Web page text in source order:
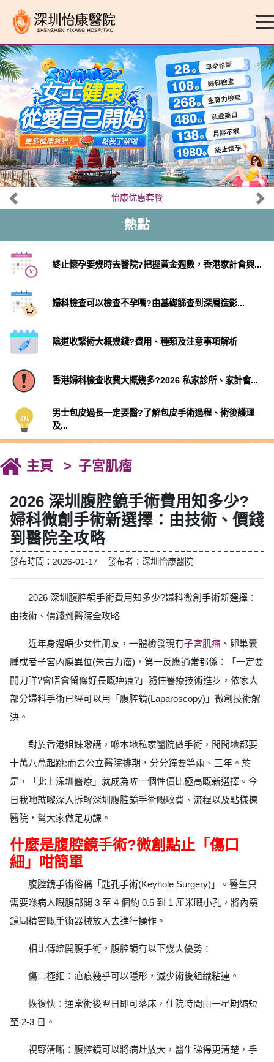
怡康优惠套餐
熱點
終止懷孕要幾時去醫院?把握黃金週數，香港家計會與...
婦科檢查可以檢查不孕嗎?由基礎篩查到深層造影...
陰道收緊術大概幾錢?費用、種類及注意事項解析
香港婦科檢查收費大概幾多?2026 私家診所、家計會...
男士包皮過長一定要醫?了解包皮手術過程、術後護理
及...
主頁 子宮肌瘤
2026 深圳腹腔鏡手術費用知多少?
婦科微創手術新選擇：由技術、價錢
到醫院全攻略
發布時間：2026-01-17 發布者：深圳怡康醫院
2026 深圳腹腔鏡手術費用知多少?婦科微創手術新選擇：
由技術、價錢到醫院全攻略
近年身邊唔少女性朋友，一體檢發現有子宮肌瘤 、卵巢囊
腫或者子宮內膜異位(朱古力瘤)，第一反應通常都係：「一定要
開刀咩?會唔會留條好長嘅疤痕?」隨住醫療技術進步，依家大
部分婦科手術已經可以用「腹腔鏡(Laparoscopy)」微創技術解
決。
對於香港姐妹嚟講，喺本地私家醫院做手術，閒閒地都要
十萬八萬起跳;而去公立醫院排期，分分鐘要等兩、三年。於
是，「北上深圳醫療」就成為咗一個性價比極高嘅新選擇。今
日我哋就嚟深入拆解深圳腹腔鏡手術嘅收費、流程以及點樣揀
醫院，幫大家做足功課。
什麼是腹腔鏡手術?微創點止「傷口
細」咁簡單
腹腔鏡手術俗稱「匙孔手術(Keyhole Surgery)」。醫生只
需要喺病人嘅腹部開 3 至 4 個約 0.5 到 1 厘米嘅小孔，將內窺
鏡同精密嘅手術器械放入去進行操作。
相比傳統開腹手術，腹腔鏡有以下幾大優勢：
傷口極細：疤痕幾乎可以隱形，減少術後組織粘連。
恢復快：通常術後翌日即可落床，住院時間由一星期縮短
至 2-3 日。
視野清晰：腹腔鏡可以將病灶放大，醫生睇得更清楚，手